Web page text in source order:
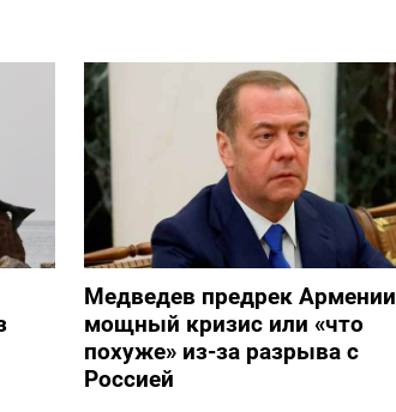
Медведев предрек Армении
мощный кризис или «что
похуже» из-за разрыва с
Россией